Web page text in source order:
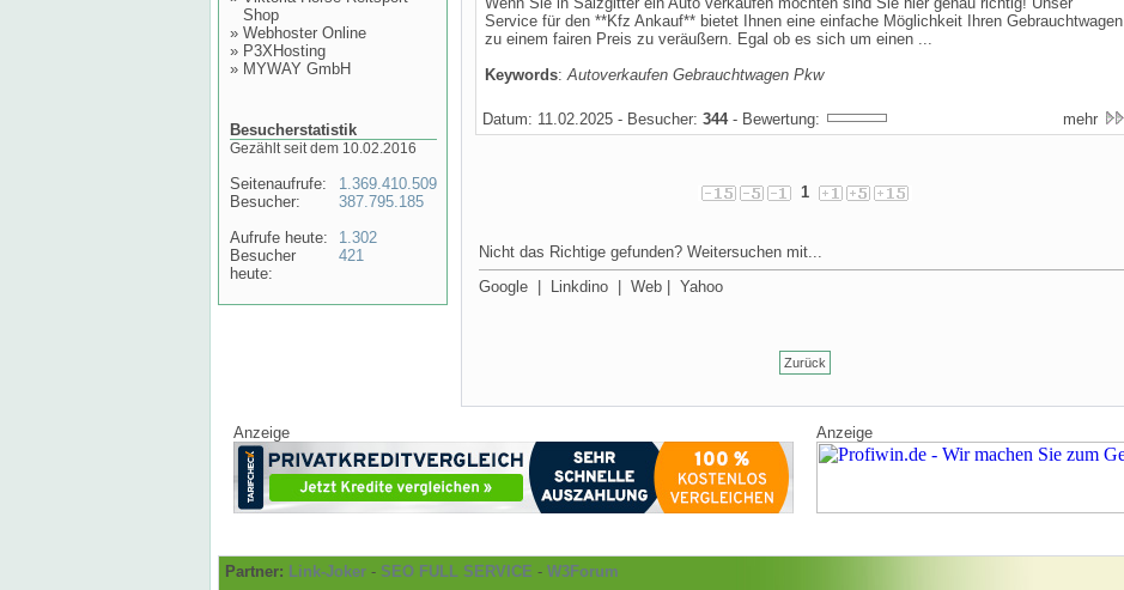
Shop
» Webhoster Online
» P3XHosting
» MYWAY GmbH
Besucherstatistik
Gezählt seit dem 10.02.2016
Seitenaufrufe:
Besucher:
Aufrufe heute:
Besucher
heute:
1.369.410.509
387.795.185
1.302
421
Service für den **Kfz Ankauf** bietet Ihnen eine einfache Möglichkeit Ihren Gebrauchtwagen
zu einem fairen Preis zu veräußern. Egal ob es sich um einen ...
Keywords:Autoverkaufen Gebrauchtwagen Pkw
Datum: 11.02.2025 - Besucher: 344- Bewertung: mehr
1
Nicht das Richtige gefunden? Weitersuchen mit...
Google
Linkdino Web Yahoo
Zurück
Anzeige Anzeige
Partner: Link-Joker - SEO FULL SERVICE - W3Forum